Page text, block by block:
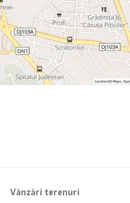
Vânzări terenuri